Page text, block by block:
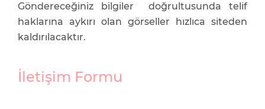
Göndereceğiniz bilgiler doğrultusunda telif
haklarına aykırı olan görseller hızlıca siteden
kaldırılacaktır.
İletişim Formu